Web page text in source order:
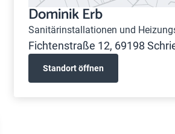
Dominik Erb
Sanitärinstallationen und
Fichtenstraße 12, 69198
Standort öffnen